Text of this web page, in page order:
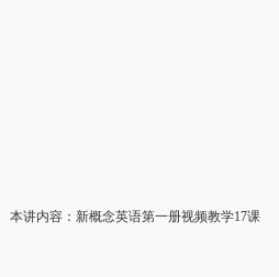
本讲内容：新概念英语第一册视频教学17课